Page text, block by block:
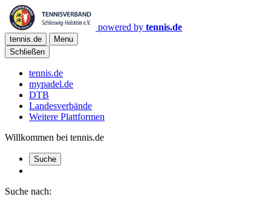
powered by tennis.de
tennis.de
Menu
Schließen
tennis.de
mypadel.de
DTB
Landesverbände
Weitere Plattformen
Willkommen bei tennis.de
Suche
Suche nach: